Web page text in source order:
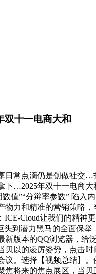
双十一电商大和
点滴仍是创做社交…
下…2025年双十一电商
值”“分辩率参数” 陷
物力和精准的营销策略
ICE-Cloud让我们的精神
到潜力黑马的全面保
版本的QQ浏览器，给
贝以的凌厉姿势，点击
。选择【视频总结】
将来的焦点展区，当